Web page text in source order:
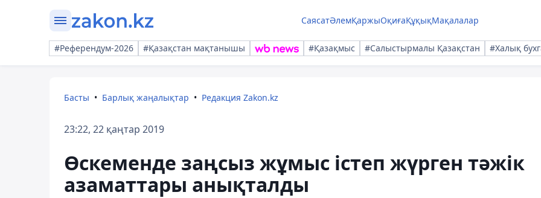
СаясатӘлемҚаржыОқиғаҚұқықМақалалар
#Референдум-2026 #Қазақстан мақтанышы #Қазақмыс #Салыстырмалы Қазақстан #Халық
Басты Барлық жаңалықтар Редакция Zakon.kz
23:22, 22 қаңтар 2019
Өскеменде заңсыз жұмыс істеп жүрген тәжік
азаматтары анықталды